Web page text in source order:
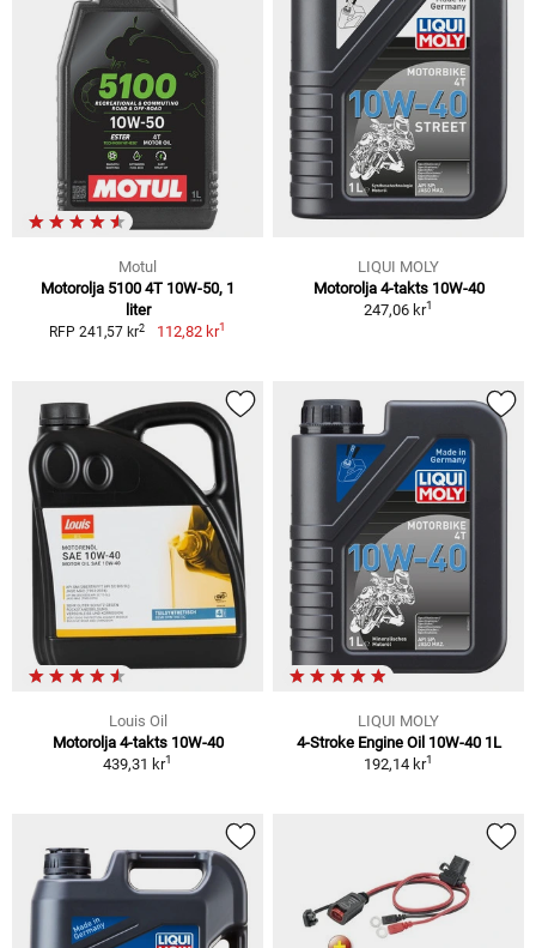
Motul
Motorolja 5100 4T 10W-50, 1
liter
RFP 241,57 kr2 112,82 kr1
LIQUI MOLY
Motorolja 4-takts 10W-40
247,06 kr1
Louis Oil
Motorolja 4-takts 10W-40
439,31 kr1
LIQUI MOLY
4-Stroke Engine Oil 10W-40 1L
192,14 kr1